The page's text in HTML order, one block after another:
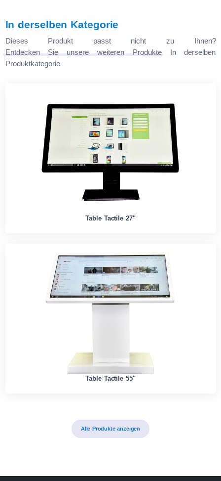
In derselben Kategorie
Dieses Produkt passt nicht zu Ihnen?
Entdecken Sie unsere weiteren ProdukteIn derselben
Produktkategorie
Table Tactile 27"
Table Tactile 55"
Alle Produkte anzeigen